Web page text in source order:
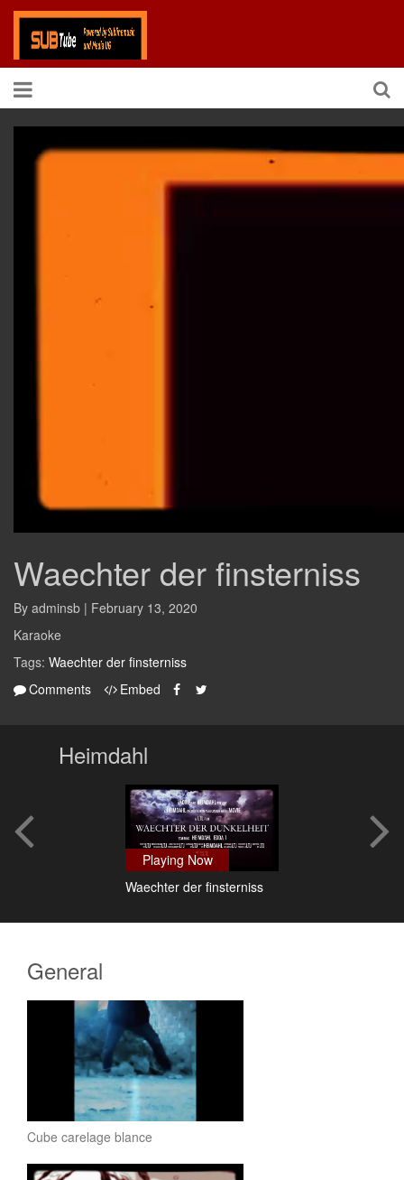
Waechter der finsterniss
By adminsb | February 13, 2020
Karaoke
Tags: Waechter der finsterniss
Comments
Embed
Heimdahl
Playing Now
Waechter der finsterniss
General
Cube carelage blance